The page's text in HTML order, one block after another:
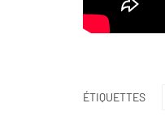
ÉTIQUETTES